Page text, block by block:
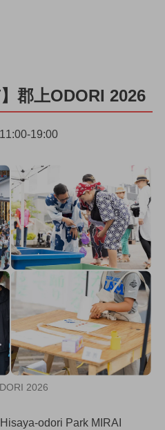
郡上ODORI 2026
19:00
2026
odori Park MIRAI